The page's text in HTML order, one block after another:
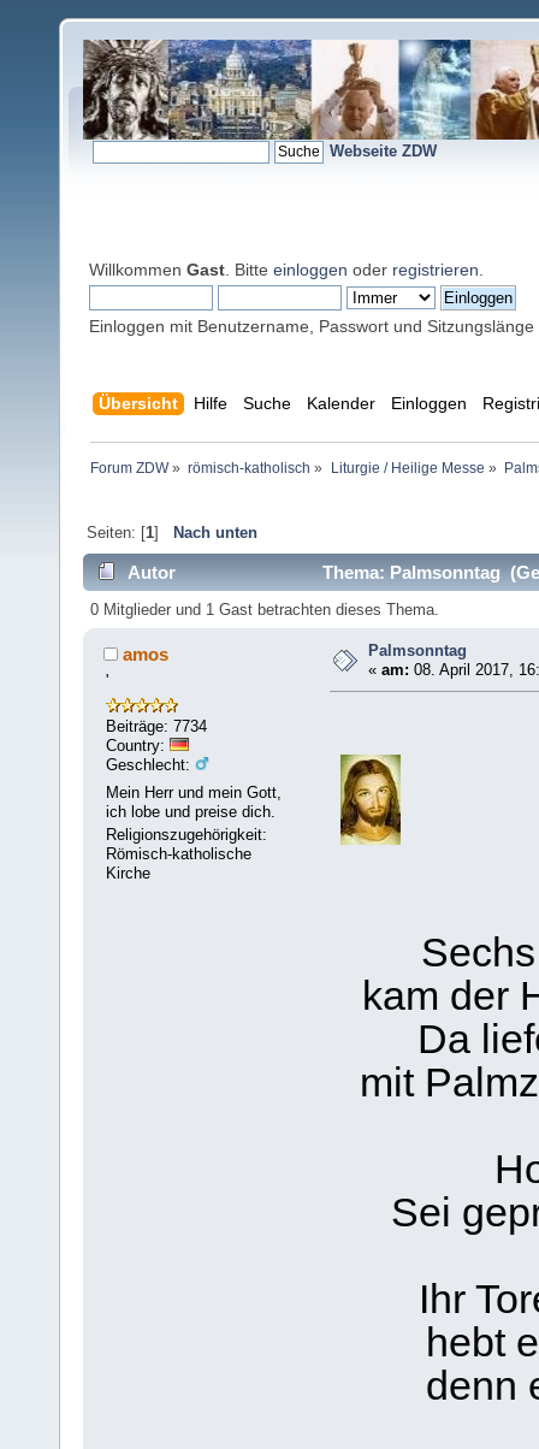
Webseite ZDW
Willkommen Gast . Bitte einloggen oder registrieren
Einloggen mit Benutzername, Passwort und Sitzungslänge
Übersicht Hilfe Suche Kalender Einloggen
Forum ZDW» römisch-katholisch » Liturgie / Heilige Messe »
Seiten: [1] Nach unten
Autor Thema: Palmsonntag
0 Mitglieder und 1 Gast betrachten dieses Thema.
amos
'
Beiträge: 7734
Country:
Geschlecht:
Mein Herr und mein Gott,
ich lobe und preise dich.
Religionszugehörigkeit:
Römisch-katholische
Kirche
Palmsonntag
«am: 08. April 2017,
kam der
Da
mit
Sei
Ihr
hebt
denn